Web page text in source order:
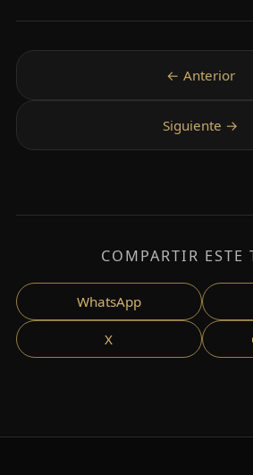
COMPARTIR ESTE
WhatsApp
X